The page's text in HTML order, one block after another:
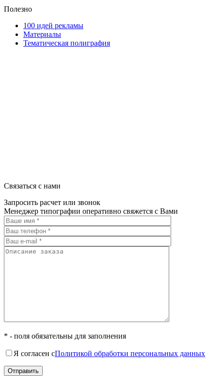
Полезно
100 идей рекламы
Материалы
Тематическая полиграфия
Связаться с нами
Запросить расчет или звонок
Менеджер типографии оперативно свяжется с Вами
* - поля обязательны для заполнения
Я согласен сПолитикой обработки персональных данных